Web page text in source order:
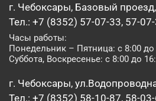
г. Чебоксары, Базовый
Тел.: +7 (8352) 57-07-33, 57-
Часы работы:
Понедельник – Пятница: с 8:00 до
Суббота, Воскресенье: с 8:00 до
г. Чебоксары,
Тел.: +7 (8352) 58-10-87, 58-